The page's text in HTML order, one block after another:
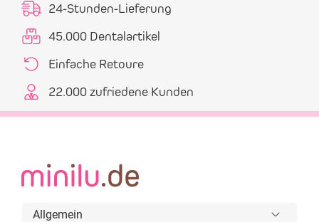
24-Stunden-Lieferung
45.000 Dentalartikel
Einfache Retoure
22.000 zufriedene Kunden
Allgemein